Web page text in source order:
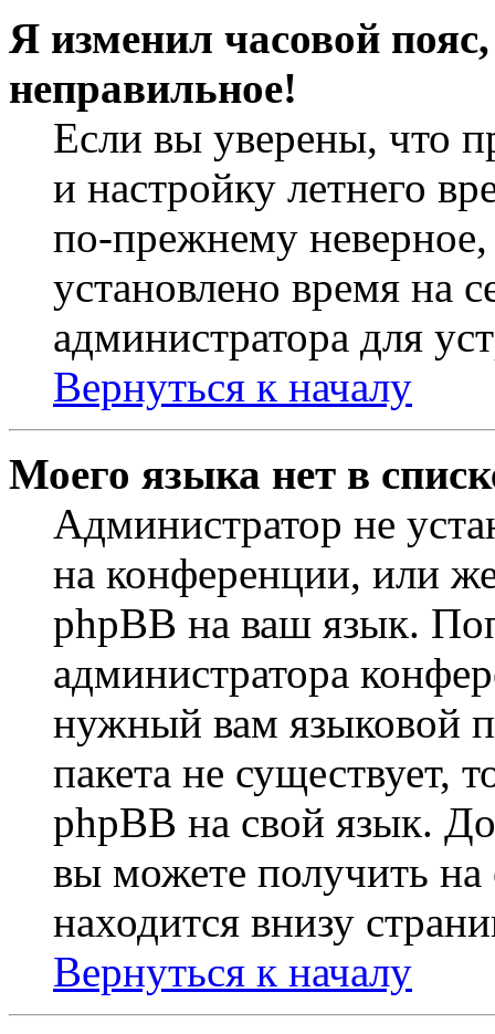
Я изменил часовой
неправильное!
Если вы уверены, что
и настройку летнего
по-прежнему неверное,
установлено время на
администратора для
Вернуться к началу
Моего языка нет в
Администратор не
на конференции, или
phpBB на ваш язык.
администратора
нужный вам языковой
пакета не существует,
phpBB на свой язык.
вы можете получить на
находится внизу
Вернуться к началу